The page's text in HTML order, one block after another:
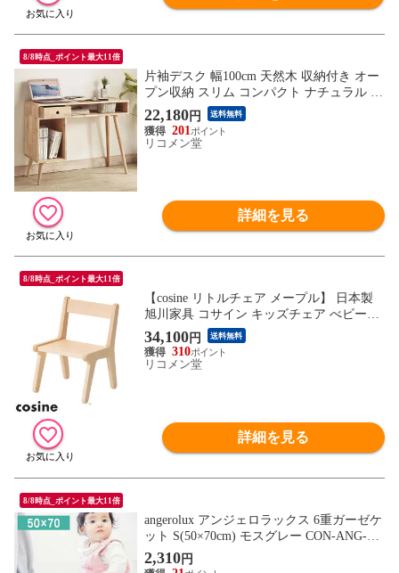
8/8時点_ポイント最大11倍
片袖デスク 幅100cm 天然木 収納付き オー
プン収納 スリム コンパクト ナチュラル 木
製 木目 学習机 勉強机 書斎 シンプル NAT
URAL SIGNATURE【送料無料】
22,180円 送料無料
201
リコメン堂
詳細を見る
8/8時点_ポイント最大11倍
【cosine リトルチェア メープル】 日本製
旭川家具 コサイン キッズチェア べビーチ
ェア 椅子 子供用 ベビーチェア かわいい
【送料無料】
34,100円 送料無料
310
リコメン堂
詳細を見る
8/8時点_ポイント最大11倍
angerolux アンジェロラックス 6重ガーゼケ
ット S(50×70cm) モスグレー CON-ANG-BL
S088
2,310円